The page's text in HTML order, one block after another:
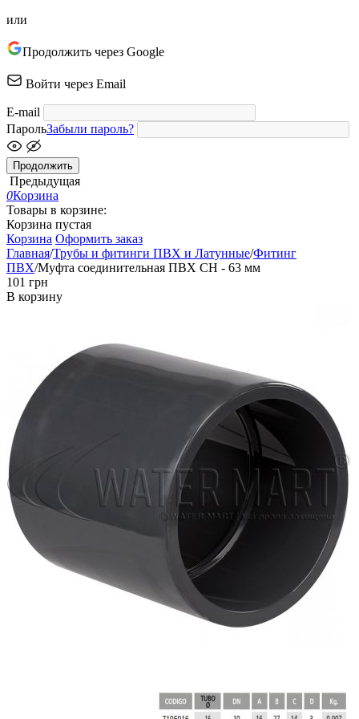
или
Продолжить через Google
Войти через Email
E-mail
ПарольЗабыли пароль?
Продолжить
Предыдущая
0Корзина
Товары в корзине:
Корзина пустая
Корзина Оформить заказ
Главная/Трубы и фитинги ПВХ и Латунные/Фитинг
ПВХ/Муфта соединительная ПВХ CH - 63 мм
‍101‍ грн
В корзину